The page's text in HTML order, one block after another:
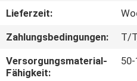
MIT
UNS
VERBINDUNG
Lieferzeit:
Zahlungsbedingungen:
T/
Versorgungsmaterial-
Fähigkeit: